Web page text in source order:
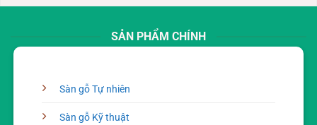
Delivery
SẢN PHẨM CHÍNH
Sàn gỗ Tự nhiên
Sàn gỗ Kỹ thuật